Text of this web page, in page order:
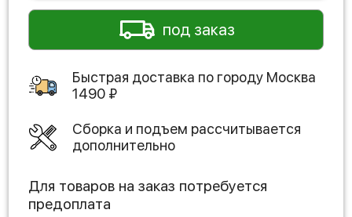
под заказ
Быстрая доставка по городу Москва
1490 ₽
Сборка и подъем рассчитывается
дополнительно
Для товаров на заказ потребуется
предоплата